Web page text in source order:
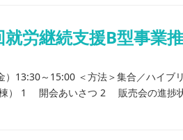
労継続支援B型事業
）13:30～15:00 ＜方法＞集合／ハイ
棟） 1 開会あいさつ 2 販売会の進